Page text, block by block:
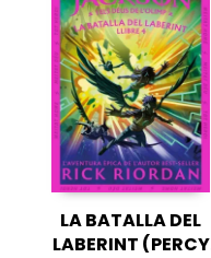
LA BATALLA DEL
LABERINT (PERCY